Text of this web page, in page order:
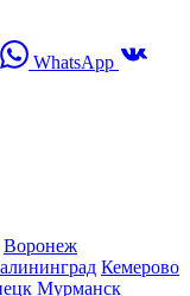
WhatsApp
Воронеж
Кемерово
Мурманск